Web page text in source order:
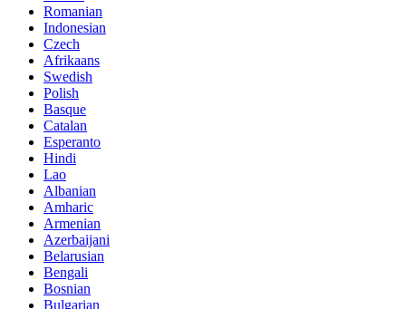
Romanian
Indonesian
Czech
Afrikaans
Swedish
Polish
Basque
Catalan
Esperanto
Hindi
Lao
Albanian
Amharic
Armenian
Azerbaijani
Belarusian
Bengali
Bosnian
Bulgarian